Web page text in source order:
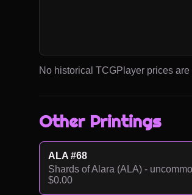
No historical TCGPlayer prices
Other Printings
ALA #68
Shards of Alara (ALA) -
$0.00